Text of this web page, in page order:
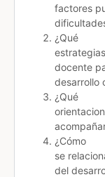
factores
¿Qué
docente
desarrollo
¿Qué
¿Cómo
se
del